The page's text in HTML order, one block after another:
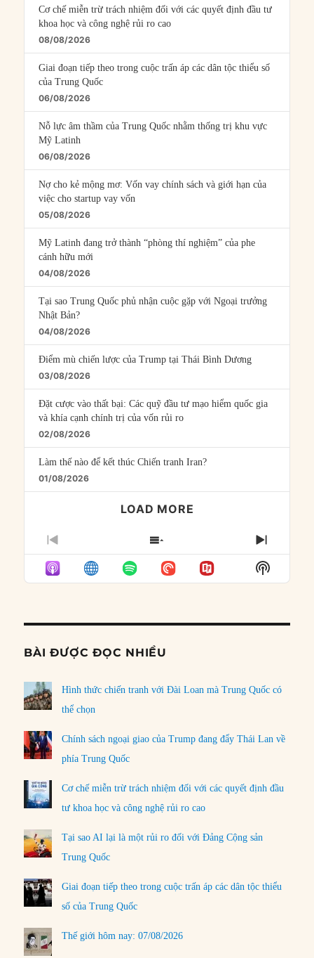
Cơ chế miễn trừ trách nhiệm đối với các quyết định đầu tư
khoa học và công nghệ rủi ro cao
08/08/2026
Giai đoạn tiếp theo trong cuộc trấn áp các dân tộc thiểu số
của Trung Quốc
06/08/2026
Nỗ lực âm thầm của Trung Quốc nhằm thống trị khu vực
Mỹ Latinh
06/08/2026
Nợ cho kẻ mộng mơ: Vốn vay chính sách và giới hạn của
việc cho startup vay vốn
05/08/2026
Mỹ Latinh đang trở thành “phòng thí nghiệm” của phe
cánh hữu mới
04/08/2026
Tại sao Trung Quốc phủ nhận cuộc gặp với Ngoại trưởng
Nhật Bản?
04/08/2026
Điểm mù chiến lược của Trump tại Thái Bình Dương
03/08/2026
Đặt cược vào thất bại: Các quỹ đầu tư mạo hiểm quốc gia
và khía cạnh chính trị của vốn rủi ro
02/08/2026
Làm thế nào để kết thúc Chiến tranh Iran?
01/08/2026
LOAD MORE
PREVIOUS
EPISODE
SHOW
EPISODES
LIST
NEXT
Show
Podcast
BÀI ĐƯỢC ĐỌC NHIỀU
Hình thức chiến tranh với Đài Loan mà Trung Quốc có
thể chọn
Chính sách ngoại giao của Trump đang đẩy Thái Lan về
phía Trung Quốc
Cơ chế miễn trừ trách nhiệm đối với các quyết định đầu
tư khoa học và công nghệ rủi ro cao
Tại sao AI lại là một rủi ro đối với Đảng Cộng sản
Trung Quốc
Giai đoạn tiếp theo trong cuộc trấn áp các dân tộc thiểu
số của Trung Quốc
Thế giới hôm nay: 07/08/2026